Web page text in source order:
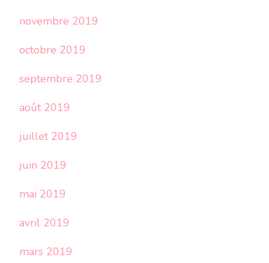
novembre 2019
octobre 2019
septembre 2019
août 2019
juillet 2019
juin 2019
mai 2019
avril 2019
mars 2019